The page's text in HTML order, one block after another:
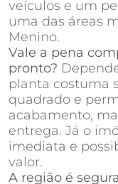
veículos e um
uma das áreas
Menino.
Vale a pena
pronto?
planta costuma
quadrado e
acabamento,
entrega. Já o
imediata e
valor.
A região é